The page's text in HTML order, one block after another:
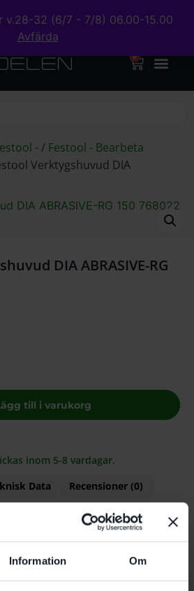
Information Om
v.28-32 (6/7 - 7/8) 06.00-15.00
Avfärda
0
-/ Festool - Bearbeta
Verktygshuvud DIA
DIA ABRASIVE-RG
till i varukorg
inom 5-8 vardagar.
Data Recensioner (0)
150
hög andel sand, massagolv, ny
massagolv, kalksandsten och